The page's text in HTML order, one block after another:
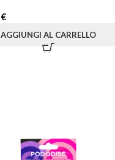
€
AGGIUNGI AL CARRELLO